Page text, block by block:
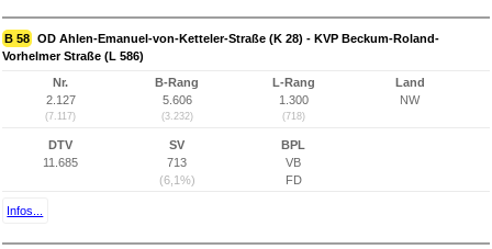
B 58 OD Ahlen-Emanuel-von-Ketteler-Straße (K 28) - KVP Beckum-Roland-
Vorhelmer Straße (L 586)
Nr.
2.127
(7.117)
B-Rang
5.606
(3.232)
L-Rang
1.300
(718)
Land
NW
DTV
11.685
SV
713
(6,1%)
BPL
VB
FD
Infos...